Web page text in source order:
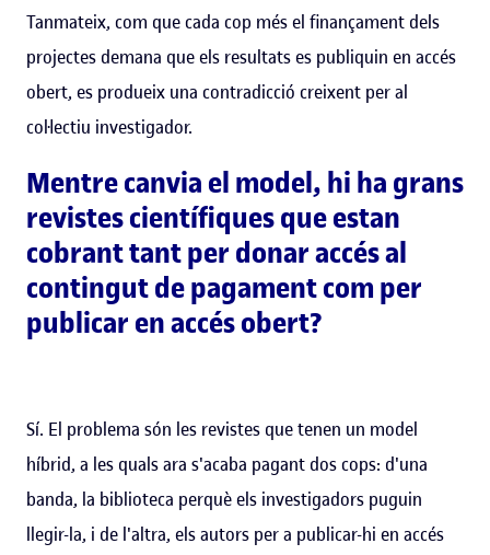
Tanmateix, com que cada cop més el finançament dels
projectes demana que els resultats es publiquin en accés
obert, es produeix una contradicció creixent per al
col·lectiu investigador.
Mentre canvia el model, hi ha grans
revistes científiques que estan
cobrant tant per donar accés al
contingut de pagament com per
publicar en accés obert?
Sí. El problema són les revistes que tenen un model
híbrid, a les quals ara s'acaba pagant dos cops: d'una
banda, la biblioteca perquè els investigadors puguin
llegir-la, i de l'altra, els autors per a publicar-hi en accés